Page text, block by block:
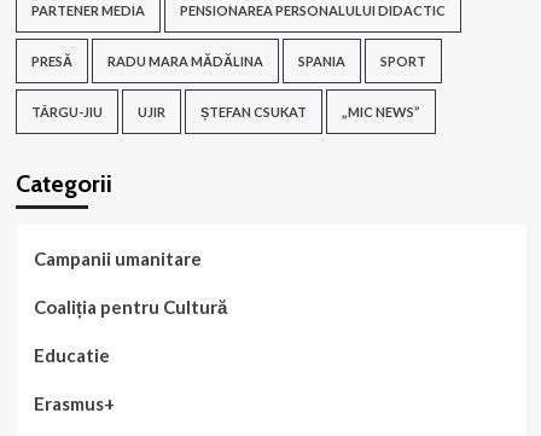
PARTENER MEDIA PENSIONAREA PERSONALULUI DIDACTIC
PRESĂ RADU MARA MĂDĂLINA SPANIA SPORT
TÂRGU-JIU UJIR ȘTEFAN CSUKAT „MIC NEWS”
Categorii
Campanii umanitare
Coaliția pentru Cultură
Educatie
Erasmus+